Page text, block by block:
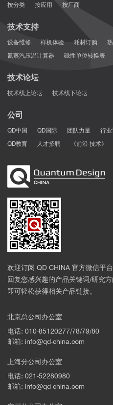
按分类 按应用 按厂商
技术支持
设备维修 样机体验 耗材订购
氦蒸汽压温计算器
磁性单位转换表
技术论坛
技术线上论坛 技术线下论坛
公司
QD中国 QD国际 团队力量 行
QD教育
人才招聘 《前沿·技术》
欢迎订阅 QD CHINA 官方微信平台
回复您感兴趣的产品关键词/研究方
即可轻松获得相关产品链接。
北京总公司办公室
电话: 010-85120277/78/79/80
邮箱: info@qd-china.com
上海分公司办公室
电话: 021-52280980
邮箱: info@qd-china.com